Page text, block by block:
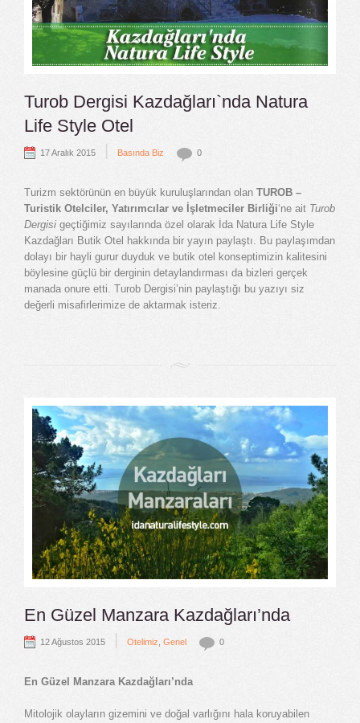
Turob Dergisi Kazdağları`nda Natura
Life Style Otel
17 Aralık 2015 Basında Biz 0
Turizm sektörünün en büyük kuruluşlarından olan TUROB –
Turistik Otelciler, Yatırımcılar ve İşletmeciler Birliği‘ne ait Turob
Dergisi geçtiğimiz sayılarında özel olarak İda Natura Life Style
Kazdağları Butik Otel hakkında bir yayın paylaştı. Bu paylaşımdan
dolayı bir hayli gurur duyduk ve butik otel konseptimizin kalitesini
böylesine güçlü bir derginin detaylandırması da bizleri gerçek
manada onure etti. Turob Dergisi’nin paylaştığı bu yazıyı siz
değerli misafirlerimize de aktarmak isteriz.
En Güzel Manzara Kazdağları’nda
12 Ağustos 2015 Otelimiz, Genel 0
En Güzel Manzara Kazdağları’nda
Mitolojik olayların gizemini ve doğal varlığını hala koruyabilen